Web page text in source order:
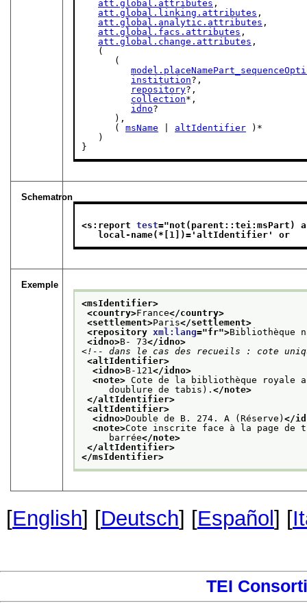
att.global.attributes ,
att.global.linking.attributes ,
att.global.analytic.attributes ,
att.global.facs.attributes ,
att.global.change.attributes ,
   (
      (
institution?,
repository?,
collection*,
idno?
      ),
      (
msName altIdentifier )*
   )
}
Schematron
<s:report test="
local-name(*[1])='altIdentifier' or
Exemple
<msIdentifier>
<country>France</country>
<settlement>Paris</settlement>
<repository xml:lang="fr">Bibliothèque
<idno>B- 73</idno>
<!-- dans le cas des recueils : cote
<altIdentifier>
<idno>B-121 </idno>
<note> Cote de la bibliothèque
doublure de tabis). </note>
</altIdentifier>
<altIdentifier>
<idno>Double de B. 274. A (Réserve) </
<note>Cote inscrite face à la page de
barrée</note>
</altIdentifier>
</msIdentifier>
[English] [Deutsch] [Español ] [
TEI